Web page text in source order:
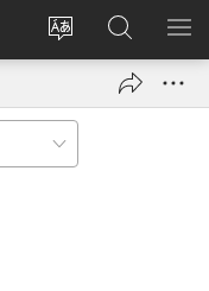
Ilisi
pinulongan
sa
site
Log
ug
Pangitaa
sa
JW.ORG